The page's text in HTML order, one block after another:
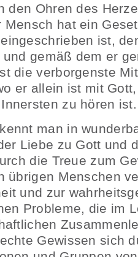
den Ohren des
Mensch hat ein
ist,
gemäß dem er
die verborgenste
er allein ist mit
zu hören ist.
man in
Liebe zu Gott und
die Treue zum
übrigen Menschen
und zur
Probleme, die im
Gewissen sich